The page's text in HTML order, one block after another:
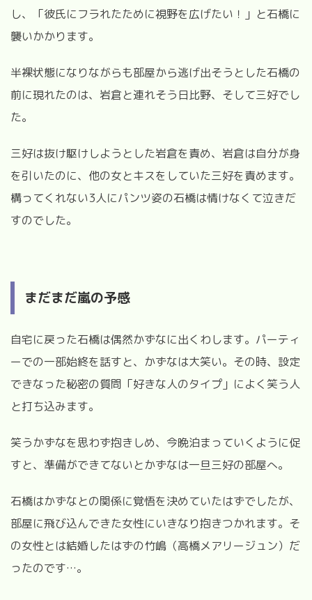
し、「彼氏にフラれたために視野を広げたい！」と石橋に
襲いかかります。
半裸状態になりながらも部屋から逃げ出そうとした石橋の
前に現れたのは、岩倉と連れそう日比野、そして三好でし
た。
三好は抜け駆けしようとした岩倉を責め、岩倉は自分が身
を引いたのに、他の女とキスをしていた三好を責めます。
構ってくれない3人にパンツ姿の石橋は情けなくて泣きだ
すのでした。
まだまだ嵐の予感
自宅に戻った石橋は偶然かずなに出くわします。パーティ
ーでの一部始終を話すと、かずなは大笑い。その時、設定
できなった秘密の質問「好きな人のタイプ」によく笑う人
と打ち込みます。
笑うかずなを思わず抱きしめ、今晩泊まっていくように促
すと、準備ができてないとかずなは一旦三好の部屋へ。
石橋はかずなとの関係に覚悟を決めていたはずでしたが、
部屋に飛び込んできた女性にいきなり抱きつかれます。そ
の女性とは結婚したはずの竹嶋（高橋メアリージュン）だ
ったのです…。